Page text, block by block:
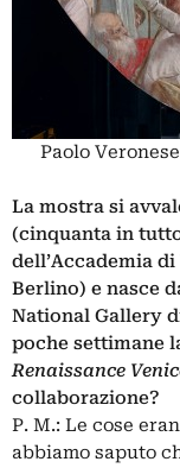
Paolo
La mostra si
(cinquanta in
dell’Accademia
Berlino) e nasce
National Gallery
poche settimane
Renaissance
collaborazione?
P. M.: Le cose
abbiamo saputo